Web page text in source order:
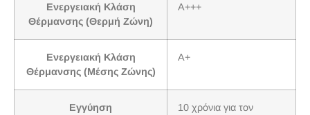
Ενεργειακή Κλάση
Θέρμανσης (Θερμή Ζώνη)
A+++
Ενεργειακή Κλάση
Θέρμανσης (Μέσης Ζώνης)
A+
Εγγύηση
10 χρόνια για τον